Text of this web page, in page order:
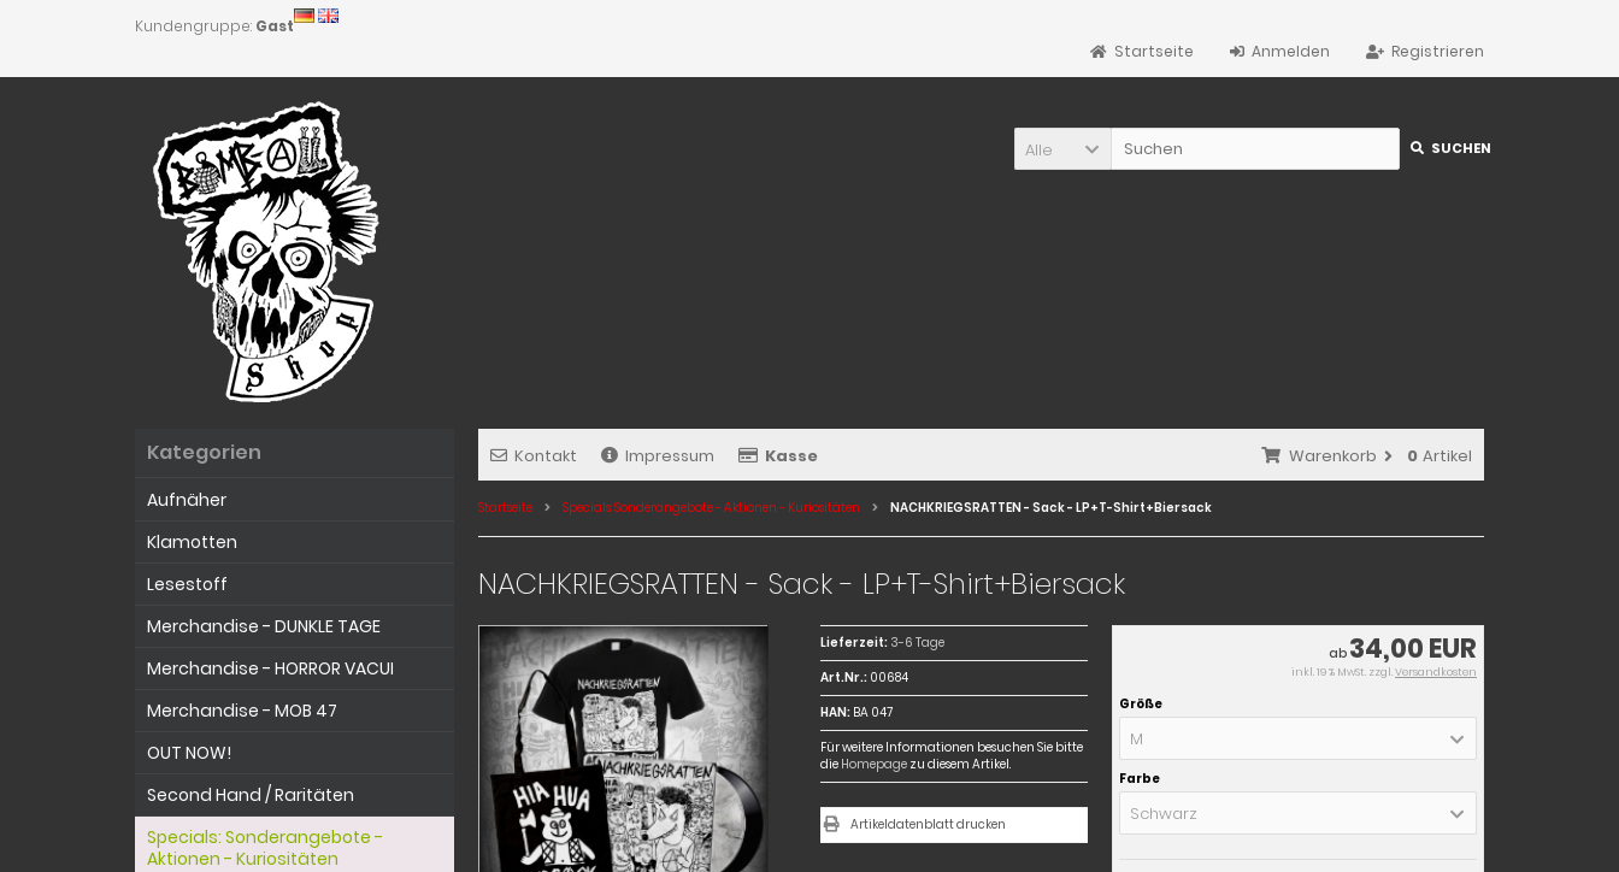
Kundengruppe: Gast
Registrieren
Anmelden
Startseite
Alle SUCHEN
Kontakt Impressum Kasse Warenkorb 0 Artikel
Startseite Specials: Sonderangebote - Aktionen - Kuriositäten NACHKRIEGSRATTEN - Sack - LP+T-Shirt+Biersack
NACHKRIEGSRATTEN - Sack - LP+T-Shirt+Biersack
ab 34,00 EUR
inkl. 19 % MwSt. zzgl.Versandkosten
Größe
M
Farbe
Schwarz
Lieferzeit: 3-6 Tage
Art.Nr.: 00684
HAN:BA 047
Für weitere Informationen besuchen Sie bitte
die Homepagezu diesem Artikel.
Artikeldatenblatt drucken
Kategorien
Aufnäher
Klamotten
Lesestoff
Merchandise - DUNKLE TAGE
Merchandise - HORROR VACUI
Merchandise - MOB 47
OUT NOW!
Second Hand / Raritäten
Specials: Sonderangebote -
Aktionen - Kuriositäten